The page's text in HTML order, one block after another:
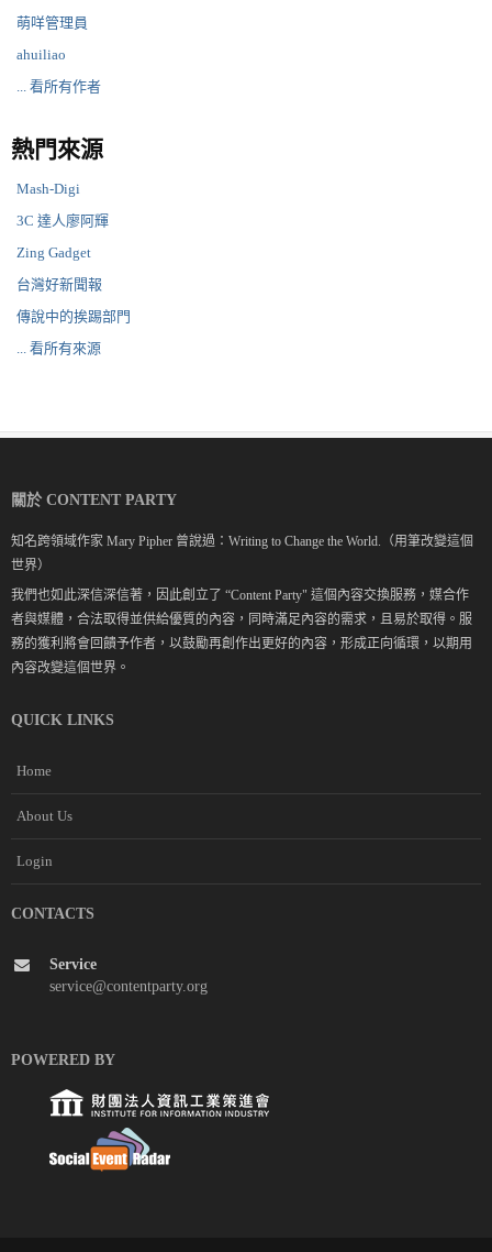
萌咩管理員
ahuiliao
... 看所有作者
熱門來源
Mash-Digi
3C 達人廖阿輝
Zing Gadget
台灣好新聞報
傳說中的挨踢部門
... 看所有來源
關於 CONTENT PARTY
知名跨領域作家 Mary Pipher 曾說過：Writing to Change the World.（用筆改變這個
世界）
我們也如此深信深信著，因此創立了 “Content Party" 這個內容交換服務，媒合作
者與媒體，合法取得並供給優質的內容，同時滿足內容的需求，且易於取得。服
務的獲利將會回饋予作者，以鼓勵再創作出更好的內容，形成正向循環，以期用
內容改變這個世界。
QUICK LINKS
Home
About Us
Login
CONTACTS
Service
service@contentparty.org
POWERED BY